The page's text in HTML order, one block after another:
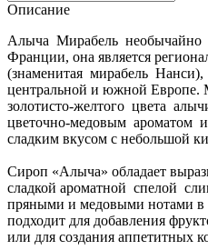
Описание
Алыча Мирабель необычайно
Франции, она является
(знаменитая мирабель
центральной и южной Европе.
золотисто-желтого цвета
цветочно-медовым ароматом
сладким вкусом с небольшой
Сироп «Алыча» обладает
сладкой ароматной спелой
пряными и медовыми нотами в
подходит для добавления
или для создания аппетитных